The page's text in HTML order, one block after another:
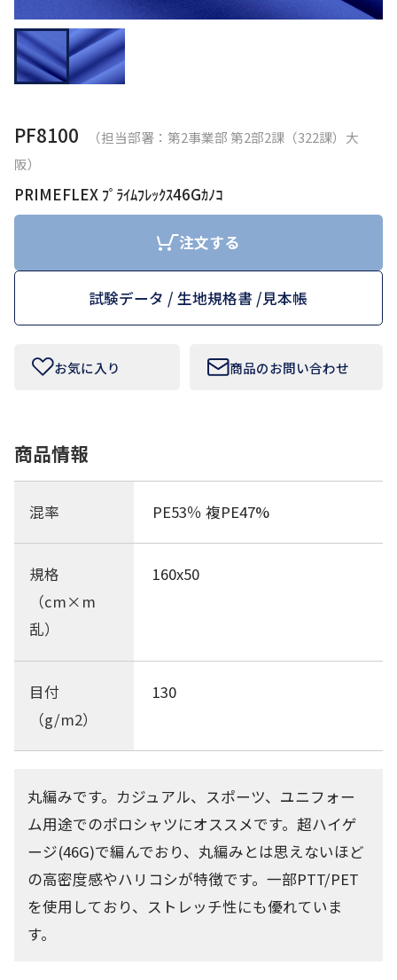
問い合わせ
大阪本社 〒541-0052 大阪府中央区安土町3-3-9
東京本社 〒150-0001 東京都渋谷区神宮前1-3-10
お問い合わせフォームはこちら
Tamurakoma Textile Baseについて
よくあるご質問
会社概要
プライバシーポリシー
PF8100
（担当部署：第2事業部 第2部2課（322課）大
阪）
PRIMEFLEX ﾌﾟﾗｲﾑﾌﾚｯｸｽ46Gｶﾉｺ
注文する
試験データ / 生地規格書 /見本帳
お気に入り 商品のお問い合わせ
商品情報
混率 PE53％ 複PE47%
規格
（cm×m
乱）
160x50
目付
（g/m2）
130
丸編みです。カジュアル、スポーツ、ユニフォー
ム用途でのポロシャツにオススメです。超ハイゲ
ージ(46G)で編んでおり、丸編みとは思えないほど
の高密度感やハリコシが特徴です。一部PTT/PET
を使用しており、ストレッチ性にも優れていま
す。